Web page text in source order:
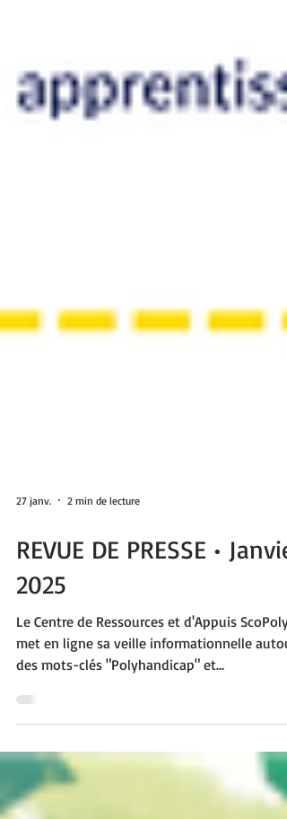
27 janv. 2 min de lecture
REVUE DE PRESSE • Janvier
2025
Le Centre de Ressources et d'Appuis ScoPoly
met en ligne sa veille informationnelle autour
des mots-clés "Polyhandicap" et